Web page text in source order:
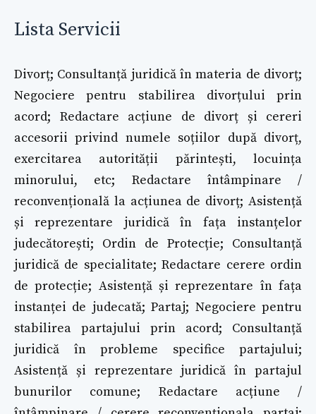
Lista Servicii
Divorț; Consultanță juridică în materia de divorț;
Negociere pentru stabilirea divorțului prin
acord; Redactare acțiune de divorț și cereri
accesorii privind numele soțiilor după divorț,
exercitarea autorității părintești, locuința
minorului, etc; Redactare întâmpinare /
reconvențională la acțiunea de divorț; Asistență
și reprezentare juridică în fața instanțelor
judecătorești; Ordin de Protecție; Consultanță
juridică de specialitate; Redactare cerere ordin
de protecție; Asistență și reprezentare în fața
instanței de judecată; Partaj; Negociere pentru
stabilirea partajului prin acord; Consultanță
juridică în probleme specifice partajului;
Asistență și reprezentare juridică în partajul
bunurilor comune; Redactare acțiune /